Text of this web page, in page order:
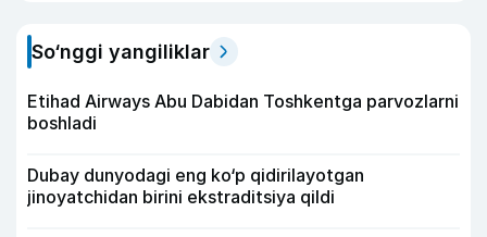
So‘nggi yangiliklar
Etihad Airways Abu Dabidan Toshkentga parvozlarni
boshladi
Dubay dunyodagi eng ko‘p qidirilayotgan
jinoyatchidan birini ekstraditsiya qildi